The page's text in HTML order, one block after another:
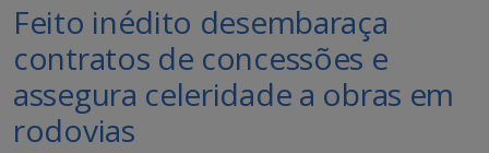
Feito inédito desembaraça
contratos de concessões e
assegura celeridade a obras em
rodovias